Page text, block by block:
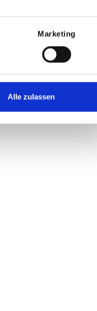
Marketing
Alle zulassen